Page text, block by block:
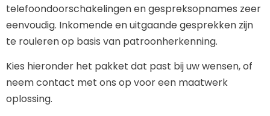
telefoondoorschakelingen en gespreksopnames zeer
eenvoudig. Inkomende en uitgaande gesprekken zijn
te rouleren op basis van patroonherkenning.
Kies hieronder het pakket dat past bij uw wensen, of
neem contact met ons op voor een maatwerk
oplossing.